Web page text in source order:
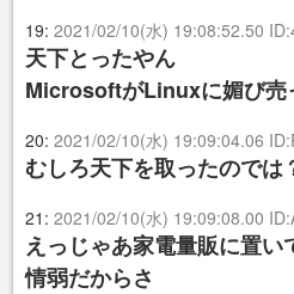
19: 2021/02/10(水) 19:08:52.50
天下とったやん
MicrosoftがLinuxに媚び売
20: 2021/02/10(水) 19:09:04.06
むしろ天下を取ったのでは
21: 2021/02/10(水) 19:09:08.00
えっじゃあ家電量販に置い
情弱だからさ